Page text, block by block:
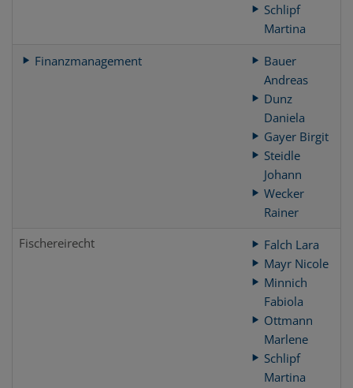
Schlipf
Martina
Finanzmanagement
Bauer
Andreas
Dunz
Daniela
Gayer Birgit
Steidle
Johann
Wecker
Rainer
Fischereirecht
Falch Lara
Mayr Nicole
Minnich
Fabiola
Ottmann
Marlene
Schlipf
Martina